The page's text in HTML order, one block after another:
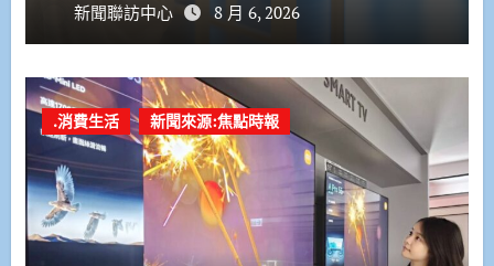
新聞聯訪中心 8 月 6, 2026
.消費生活 新聞來源:焦點時報